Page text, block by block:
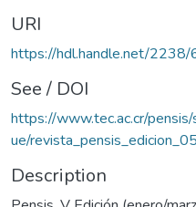
URI
https://hdl.handle.net/2238/
See / DOI
https://www.tec.ac.cr/
ue/
Description